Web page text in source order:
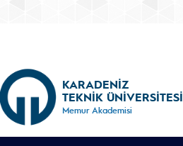
KARADENİZ
TEKNİK ÜNİVERSİTESİ
Memur Akademisi